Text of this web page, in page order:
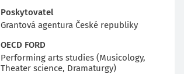
Poskytovatel
Grantová agentura České republiky
OECD FORD
Performing arts studies (Musicology,
Theater science, Dramaturgy)